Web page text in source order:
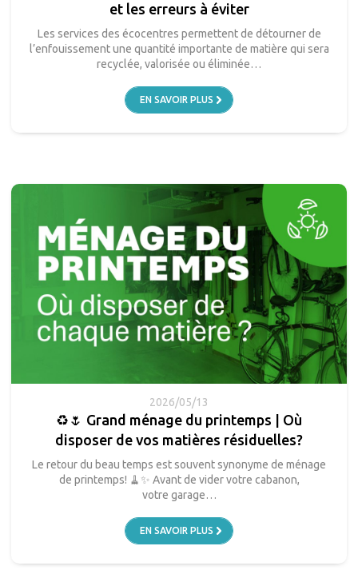
et les erreurs à éviter
Les services des écocentres permettent de détourner de
l’enfouissement une quantité importante de matière qui sera
recyclée, valorisée ou éliminée…
EN SAVOIR PLUS
2026/05/13
♻️🌷 Grand ménage du printemps | Où
disposer de vos matières résiduelles?
Le retour du beau temps est souvent synonyme de ménage
de printemps! 🧹✨ Avant de vider votre cabanon,
votre garage…
EN SAVOIR PLUS